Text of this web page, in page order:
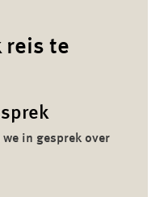
te
in gesprek over